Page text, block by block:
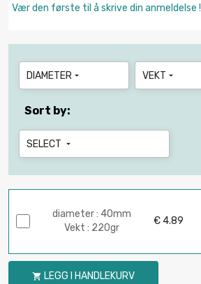
Vær den første til å skrive din anmeldelse !
DIAMETER  VEKT 
Sort by:
SELECT 
diameter : 40mm
Vekt : 220gr
€ 4.89
 LEGG I HANDLEKURV